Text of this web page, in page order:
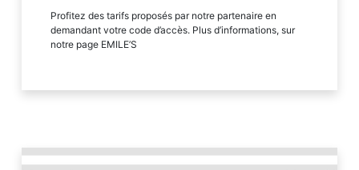
Profitez des tarifs proposés par notre partenaire en
demandant votre code d’accès. Plus d’informations, sur
notre page EMILE’S